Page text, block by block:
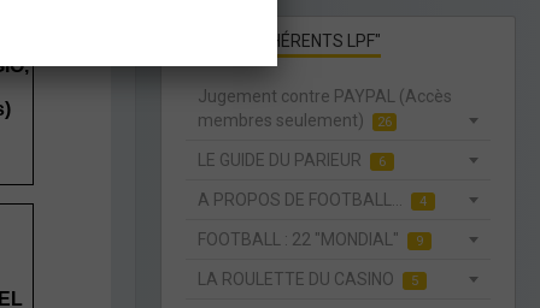
PAGES "ADHÉRENTS LPF"
Jugement contre PAYPAL (Accès
membres seulement)
26
LE GUIDE DU PARIEUR 6
A PROPOS DE FOOTBALL... 4
FOOTBALL : 22 "MONDIAL" 9
LA ROULETTE DU CASINO 5